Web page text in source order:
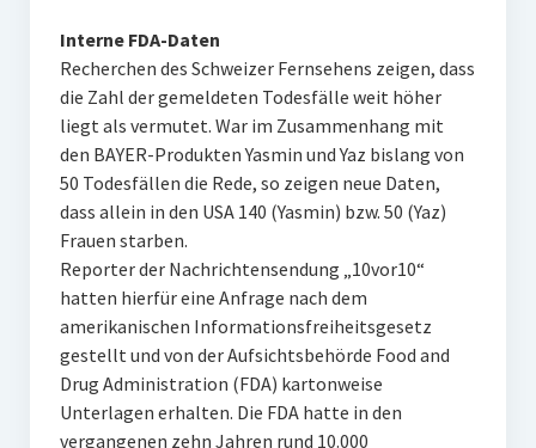
Interne FDA-Daten
Recherchen des Schweizer Fernsehens zeigen, dass
die Zahl der gemeldeten Todesfälle weit höher
liegt als vermutet. War im Zusammenhang mit
den BAYER-Produkten Yasmin und Yaz bislang von
50 Todesfällen die Rede, so zeigen neue Daten,
dass allein in den USA 140 (Yasmin) bzw. 50 (Yaz)
Frauen starben.
Reporter der Nachrichtensendung „10vor10“
hatten hierfür eine Anfrage nach dem
amerikanischen Informationsfreiheitsgesetz
gestellt und von der Aufsichtsbehörde Food and
Drug Administration (FDA) kartonweise
Unterlagen erhalten. Die FDA hatte in den
vergangenen zehn Jahren rund 10.000